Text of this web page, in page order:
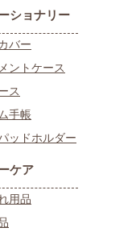
ショナリー
バー
ントケース
ス
手帳
ッドホルダー
ケア
用品